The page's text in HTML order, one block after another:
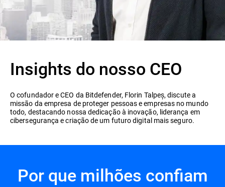
Insights do nosso CEO
O cofundador e CEO da Bitdefender, Florin Talpeș, discute a
missão da empresa de proteger pessoas e empresas no mundo
todo, destacando nossa dedicação à inovação, liderança em
cibersegurança e criação de um futuro digital mais seguro.
Por que milhões confiam